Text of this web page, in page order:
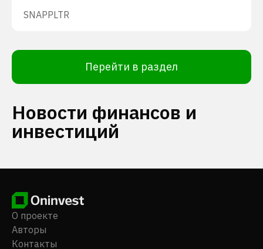
SNAPPLTR
Перейти в раздел
Новости финансов и
инвестиций
О проекте
Авторы
Контакты